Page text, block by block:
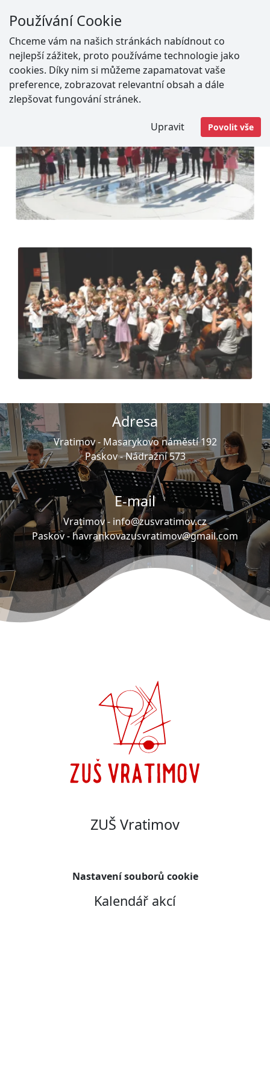
Dětský mlýn. Soustředění se uskutečnilo ve spolupráci
s DDM Vratimov.
Adresa
Vratimov - Masarykovo náměstí 192
Paskov -Nádražní 573
E-mail
Vratimov - info@zusvratimov.cz
Paskov -havrankovazusvratimov@gmail.com
ZUŠ Vratimov
Nastavení souborů cookie
Kalendář akcí
Používání Cookie
Chceme vám na našich stránkách nabídnout co
nejlepší zážitek, proto používáme technologie jako
cookies. Díky nim si můžeme zapamatovat vaše
preference, zobrazovat relevantní obsah a dále
zlepšovat fungování stránek.
Upravit Povolit vše